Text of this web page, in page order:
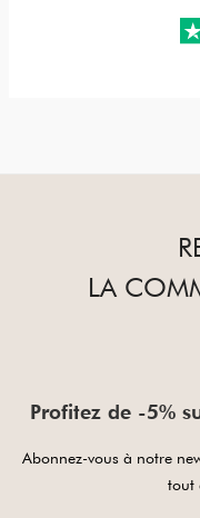
LA
Profitez de -5%
Abonnez-vous à notre
tout